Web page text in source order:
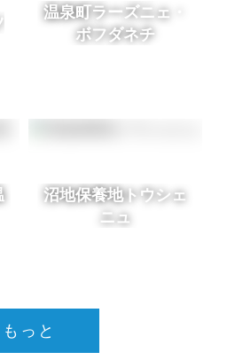
温泉町ラーズニェ・
ボフダネチ
沼地保養地トウシェ
ニュ
もっと